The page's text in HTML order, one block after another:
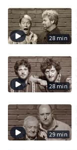
28 min
28 min
29 min